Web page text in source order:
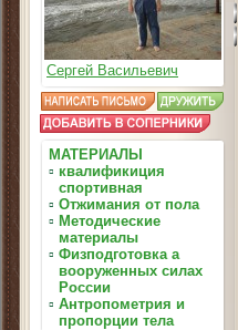
Сергей Васильевич
МАТЕРИАЛЫ
▫ квалификиция
спортивная
▫ Отжимания от пола
▫ Методические
материалы
▫ Физподготовка а
вооруженных силах
России
▫ Антропометрия и
пропорции тела